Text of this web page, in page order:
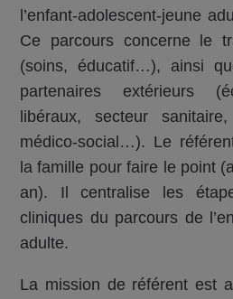
l’enfant-adolescent-jeune
Ce parcours concerne le
(soins, éducatif…), ainsi
partenaires extérieurs
libéraux, secteur
médico-social…). Le
la famille pour faire le point
an). Il centralise les
cliniques du parcours de
adulte.
La mission de référent est